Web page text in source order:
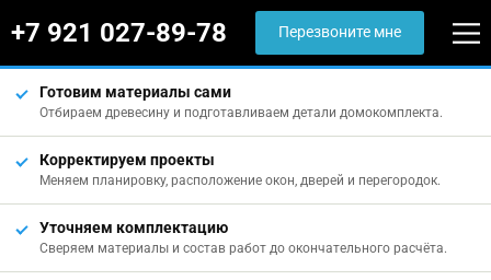
+7 921 027-89-78 Перезвоните мне
Готовим материалы сами
Отбираем древесину и подготавливаем детали домокомплекта.
Корректируем проекты
Меняем планировку, расположение окон, дверей и перегородок.
Уточняем комплектацию
Сверяем материалы и состав работ до окончательного расчёта.